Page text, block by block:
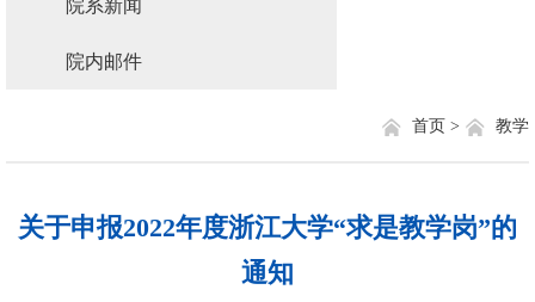
院系新闻
院内邮件
教学
首页 >
关于申报2022年度浙江大学“求是教学岗”的
通知